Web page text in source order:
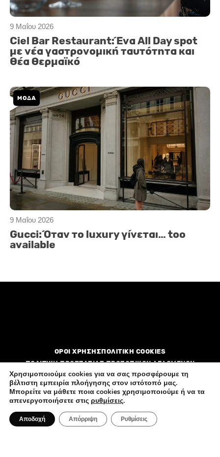
9 Μαΐου 2026
Ciel Bar Restaurant: Ένα All Day spot
με νέα γαστρονομική ταυτότητα και
θέα Θερμαϊκό
9 Μαΐου 2026
ΜΟΔΑ
Gucci: Όταν το luxury γίνεται… too
available
ΟΡΟΙ ΧΡΗΣΗΣΠΟΛΙΤΙΚΗ COOKIES
ΠΟΛΙΤΙΚΗ ΠΡΟΣΤΑΣΙΑΣ ΠΡΟΣΩΠΙΚΩΝ ΔΕΔΟΜΕΝΩΝ
ΔιαφημιστείτεΕπικοινωνίαΠοιοί είμαστε
Χρησιμοποιούμε cookies για να σας προσφέρουμε τη
βέλτιστη εμπειρία πλοήγησης στον ιστότοπό μας.
Μπορείτε να μάθετε ποια cookies χρησιμοποιούμε ή να τα
απενεργοποιήσετε στις ρυθμίσεις.
Αποδοχή Απόρριψη Ρυθμίσεις